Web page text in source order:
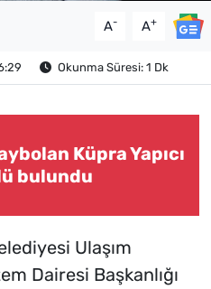
A- A+
Okunma Süresi: 1 Dk
Küpra Yapıcı
bulundu
Ulaşım
Dairesi Başkanlığı